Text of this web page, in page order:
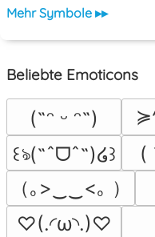
Mehr Symbole ▸▸
Beliebte Emoticons
(˶ᵔ ᵕ ᵔ˶)
꒰ঌ(˶ˆᗜˆ˵)໒꒱
(
（｡>‿‿<｡ ）
♡(.◜ω◝.)♡